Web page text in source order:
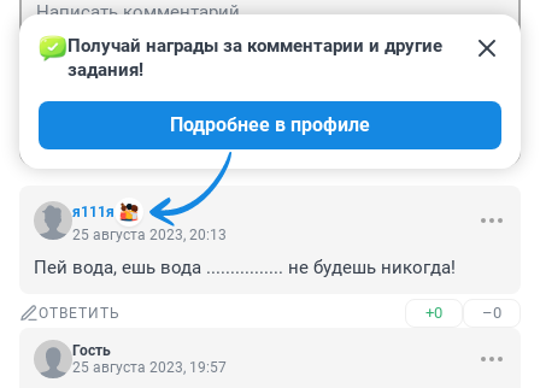
я111я
Получай награды за комментарии и другие
задания!
Подробнее в профиле
25 августа 2023, 20:13
Пей вода, ешь вода ................ не будешь никогда!
ОТВЕТИТЬ +0 –0
Гость
25 августа 2023, 19:57